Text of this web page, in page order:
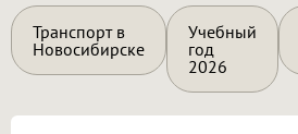
Транспорт в
Новосибирске
Учебный
год
2026